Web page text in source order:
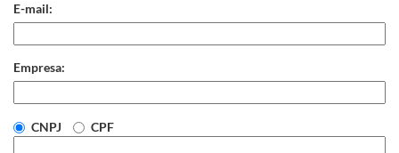
E-mail:
Empresa:
CNPJ CPF